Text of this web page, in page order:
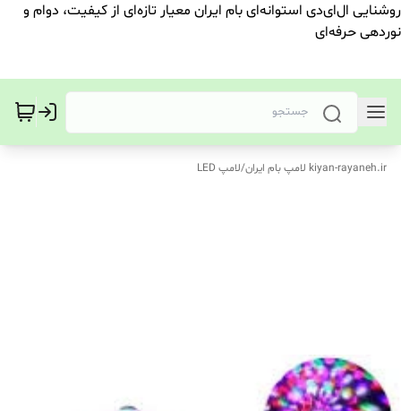
روشنایی ال‌ای‌دی استوانه‌ای بام ایران معیار تازه‌ای از کیفیت، دوام و
نوردهی حرفه‌ای
kiyan-rayaneh.ir لامپ بام ایران /لامپ LED